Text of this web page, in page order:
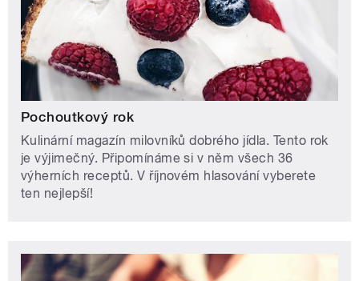
Pochoutkový rok
Kulinární magazín milovníků dobrého jídla. Tento rok
je výjimečný. Připomínáme si v něm všech 36
výherních receptů. V říjnovém hlasování vyberete
ten nejlepší!